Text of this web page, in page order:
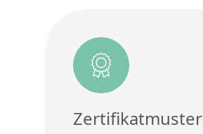
Zertifikatmuster